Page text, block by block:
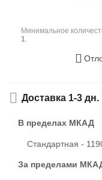
Минимальное
1.
Доставка 1-3 дн.
В пределах МКАД
Стандартная -
За пределами